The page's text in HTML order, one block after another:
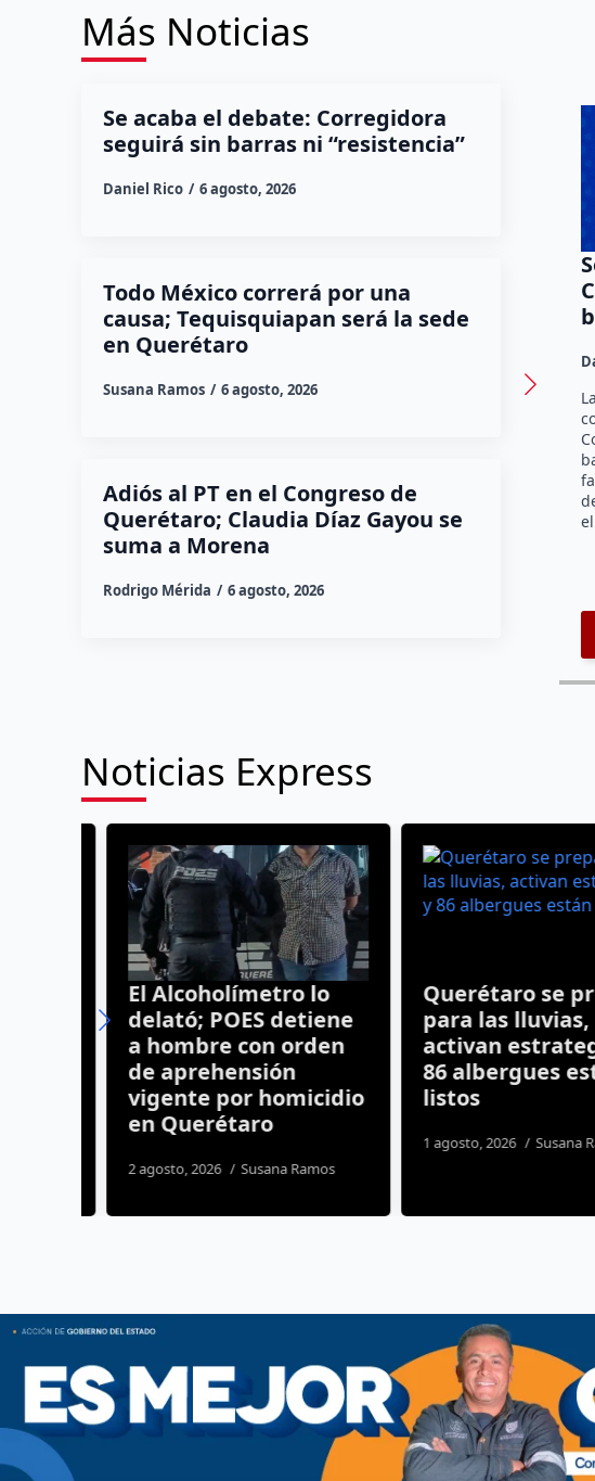
Más Noticias
Se acaba el debate: Corregidora
seguirá sin barras ni “resistencia”
Daniel Rico 6 agosto, 2026
Todo México correrá por una
causa; Tequisquiapan será la sede
en Querétaro
Susana Ramos 6 agosto, 2026
Adiós al PT en el Congreso de
Querétaro; Claudia Díaz Gayou se
suma a Morena
Rodrigo Mérida 6 agosto, 2026
Noticias Express
El Alcoholímetro lo
delató; POES detiene
a hombre con orden
de aprehensión
vigente por homicidio
en Querétaro
2 agosto, 2026 Susana Ramos
Querétaro se
para las lluvias,
activan
86 albergues
listos
1 agosto, 2026 Susana